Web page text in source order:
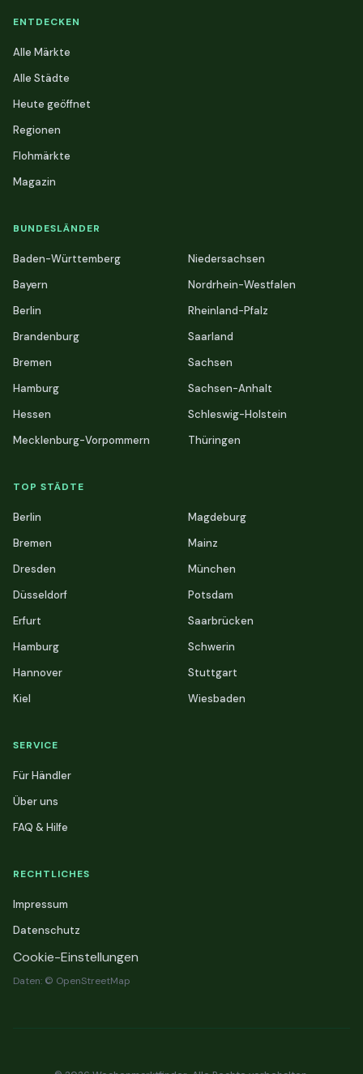
ENTDECKEN
Alle Märkte
Alle Städte
Heute geöffnet
Regionen
Flohmärkte
Magazin
BUNDESLÄNDER
Baden-Württemberg
Bayern
Berlin
Brandenburg
Bremen
Hamburg
Hessen
Mecklenburg-Vorpommern
Niedersachsen
Nordrhein-Westfalen
Rheinland-Pfalz
Saarland
Sachsen
Sachsen-Anhalt
Schleswig-Holstein
Thüringen
TOP STÄDTE
Berlin
Bremen
Dresden
Düsseldorf
Erfurt
Hamburg
Hannover
Kiel
Magdeburg
Mainz
München
Potsdam
Saarbrücken
Schwerin
Stuttgart
Wiesbaden
SERVICE
Für Händler
Über uns
FAQ & Hilfe
RECHTLICHES
Impressum
Datenschutz
Cookie-Einstellungen
Daten: © OpenStreetMap